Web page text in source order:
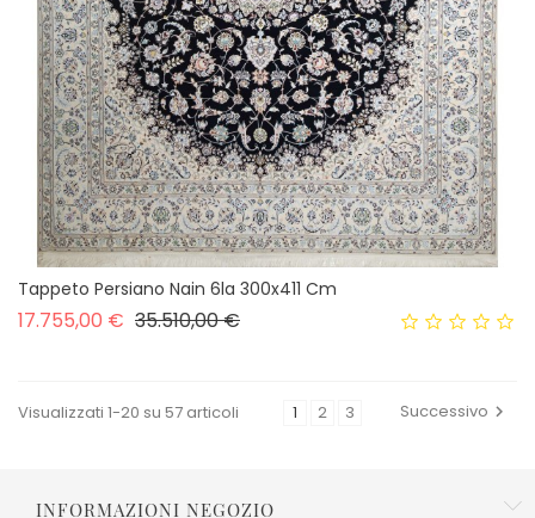
Tappeto Persiano Nain 6la 300x411 Cm
17.755,00 € Prezzo base
35.510,00 €Prezzo
Visualizzati 1-20 su 57 articoli 1 2 3 Successivo 
INFORMAZIONI NEGOZIO